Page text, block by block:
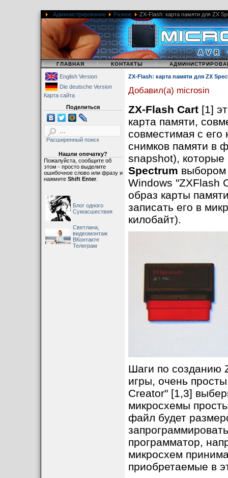
Администрирование Разное ZX-Flash: карта памяти для ZX
| ГЛАВНАЯ | КОНТАКТЫ |
English Version
Die deutsche Version
Карта сайта
Поделиться
Расширенный поиск
Нашли опечатку?
Пожалуйста, сообщите об
этом - просто выделите
ошибочное слово или фразу и
нажмите Shift Enter.
Блог одного
Сумасшествия
Светлана,
видеомонтаж
ВКонтакте
Телеграм
ZX-Flash: карта памяти для ZX
Добавил(а) microsin
ZX-Flash Cart[1]
карта памяти,
совместимая с
снимков памяти в
snapshot),
Spectrum выбором
Windows "ZXFlash
образ карты
записать его в
килобайт).
Шаги по созданию
игры, очень
Creator" [1,3]
микросхемы
файл будет
программатор,
микросхем
приобретаемые в